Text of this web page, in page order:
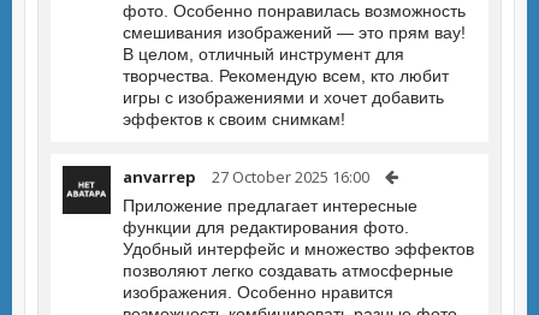
фото. Особенно понравилась возможность
смешивания изображений — это прям вау!
В целом, отличный инструмент для
творчества. Рекомендую всем, кто любит
игры с изображениями и хочет добавить
эффектов к своим снимкам!
anvarrep 27 October 2025 16:00
Приложение предлагает интересные
функции для редактирования фото.
Удобный интерфейс и множество эффектов
позволяют легко создавать атмосферные
изображения. Особенно нравится